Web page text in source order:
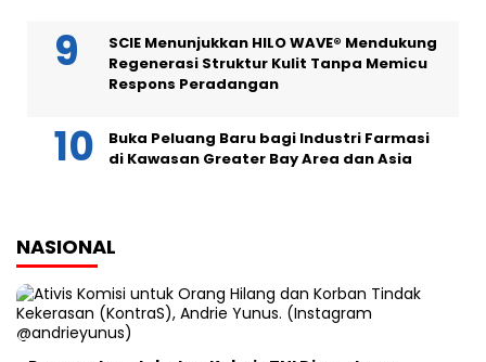
SCIE Menunjukkan HILO WAVE® Mendukung
Regenerasi Struktur Kulit Tanpa Memicu
Respons Peradangan
Buka Peluang Baru bagi Industri Farmasi
di Kawasan Greater Bay Area dan Asia
NASIONAL